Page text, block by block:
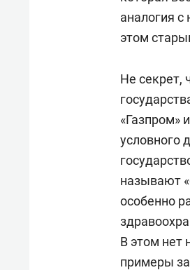
сотрудник,
мировой
—
года —
С 2004-го
2009 года
С 2011-го
аналогия
этом
Не секрет,
«Газпром»
условного
называют
особенно
В этом нет
примеры